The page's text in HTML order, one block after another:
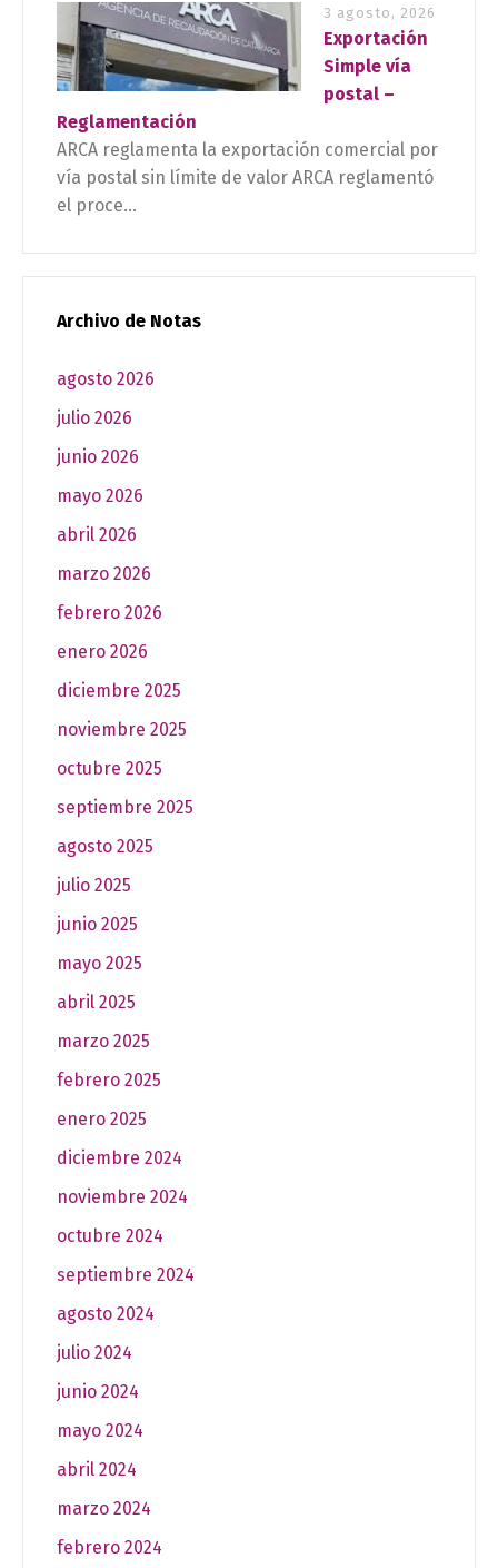
3 agosto, 2026
Exportación
Simple vía
postal –
Reglamentación
ARCA reglamenta la exportación comercial por
vía postal sin límite de valor ARCA reglamentó
el proce...
Archivo de Notas
agosto 2026
julio 2026
junio 2026
mayo 2026
abril 2026
marzo 2026
febrero 2026
enero 2026
diciembre 2025
noviembre 2025
octubre 2025
septiembre 2025
agosto 2025
julio 2025
junio 2025
mayo 2025
abril 2025
marzo 2025
febrero 2025
enero 2025
diciembre 2024
noviembre 2024
octubre 2024
septiembre 2024
agosto 2024
julio 2024
junio 2024
mayo 2024
abril 2024
marzo 2024
febrero 2024